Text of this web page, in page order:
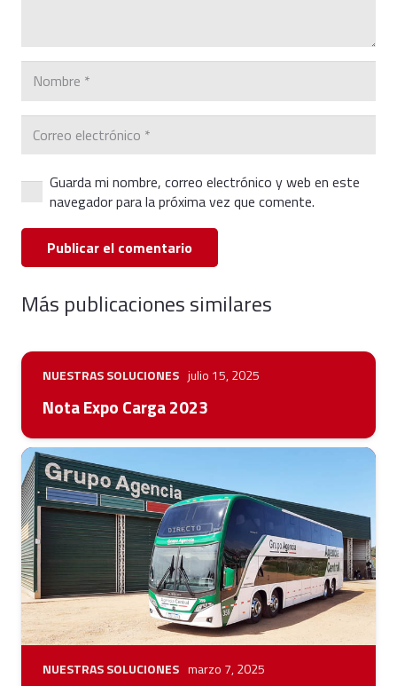
Guarda mi nombre, correo electrónico y web en este
navegador para la próxima vez que comente.
Publicar el comentario
Más publicaciones similares
NUESTRAS SOLUCIONES julio 15, 2025
Nota Expo Carga 2023
NUESTRAS SOLUCIONES marzo 7, 2025